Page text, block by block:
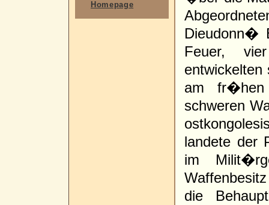
Homepage
Dieudonn�
Feuer,
entwickelten
am fr�hen
schweren
landete der
im
die